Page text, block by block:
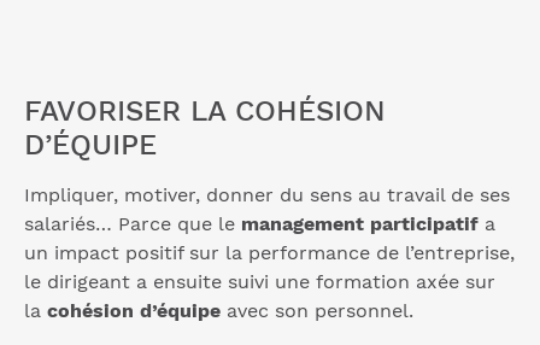
FAVORISER LA COHÉSION
D’ÉQUIPE
Impliquer, motiver, donner du sens au travail de ses
salariés… Parce que le management participatif a
un impact positif sur la performance de l’entreprise,
le dirigeant a ensuite suivi une formation axée sur
la cohésion d’équipe avec son personnel.